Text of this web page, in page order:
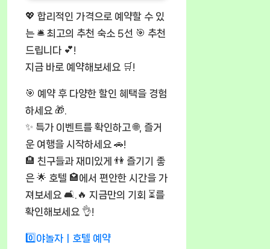
💖 합리적인 가격으로 예약할 수 있
는 🛎️ 최고의 추천 숙소 5선 🎯 추천
드립니다 💕!
지금 바로 예약해보세요 🛒!
🎯 예약 후 다양한 할인 혜택을 경험
하세요 🎁.
✨ 특가 이벤트를 확인하고 🌐, 즐거
운 여행을 시작하세요 🚗!
🏨 친구들과 재미있게 👫 즐기기 좋
은 🌟 호텔 🏩에서 편안한 시간을 가
져보세요 🛋️.🔥 지금만의 기회 ⏳를
확인해보세요 👌!
0️⃣야놀자ㅣ호텔 예약